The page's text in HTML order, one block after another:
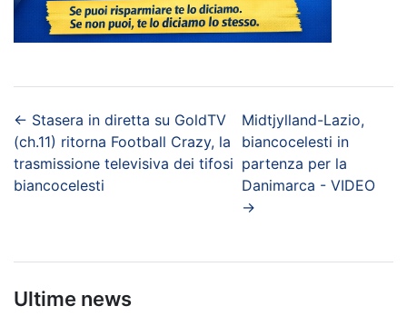
← Stasera in diretta su GoldTV
(ch.11) ritorna Football Crazy, la
trasmissione televisiva dei tifosi
biancocelesti
Midtjylland-Lazio,
biancocelesti in
partenza per la
Danimarca - VIDEO
→
Ultime news